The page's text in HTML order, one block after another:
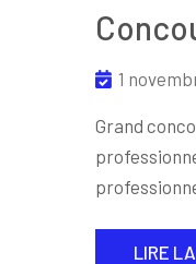
1
Grand
LIRE